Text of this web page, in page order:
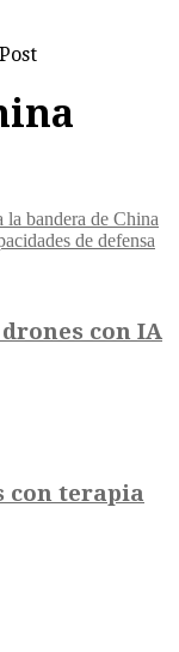
con IA
con terapia